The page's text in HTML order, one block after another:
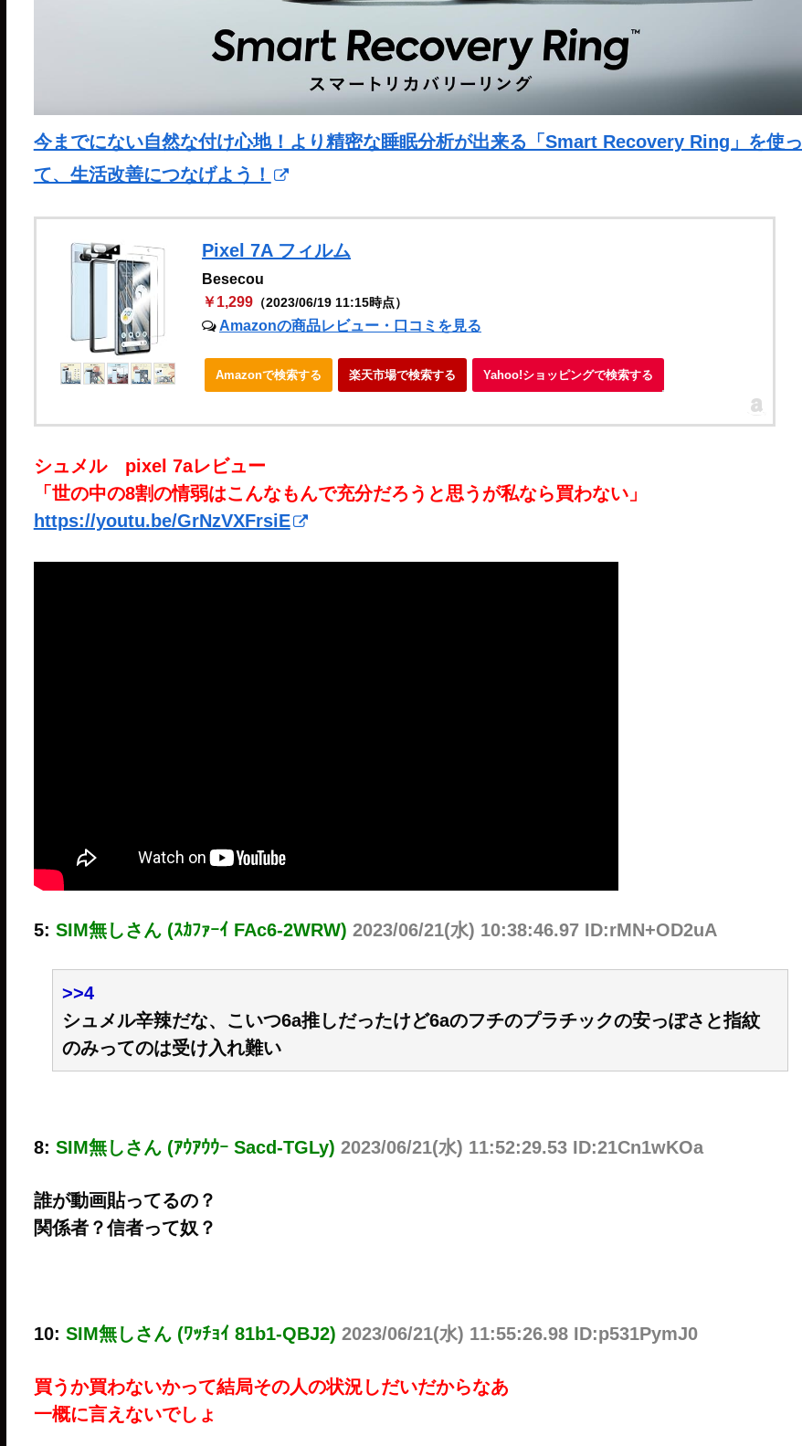
今までにない自然な付け心地！より精密な睡眠分析が出来る「Smart Recovery Ring」を使っ
て、生活改善につなげよう！
Pixel 7A フィルム
Besecou
￥1,299（2023/06/19 11:15時点）
Amazonの商品レビュー・口コミを見る
Amazonで検索する 楽天市場で検索する Yahoo!ショッピングで検索する
シュメル pixel 7aレビュー
「世の中の8割の情弱はこんなもんで充分だろうと思うが私なら買わない」
https://youtu.be/GrNzVXFrsiE
5: SIM無しさん (ｽｶﾌｧｰｲ FAc6-2WRW) 2023/06/21(水) 10:38:46.97 ID:rMN+OD2uA
>>4
シュメル辛辣だな、こいつ6a推しだったけど6aのフチのプラチックの安っぽさと指紋
のみってのは受け入れ難い
8: SIM無しさん (ｱｳｱｳｳｰ Sacd-TGLy) 2023/06/21(水) 11:52:29.53 ID:21Cn1wKOa
誰が動画貼ってるの？
関係者？信者って奴？
10: SIM無しさん (ﾜｯﾁｮｲ 81b1-QBJ2) 2023/06/21(水) 11:55:26.98 ID:p531PymJ0
買うか買わないかって結局その人の状況しだいだからなあ
一概に言えないでしょ